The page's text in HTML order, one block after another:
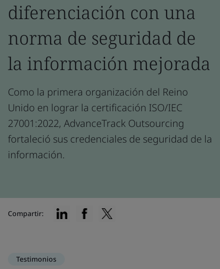
diferenciación con una
norma de seguridad de
la información mejorada
Como la primera organización del Reino
Unido en lograr la certificación ISO/IEC
27001:2022, AdvanceTrack Outsourcing
fortaleció sus credenciales de seguridad de la
información.
Compartir:
Testimonios